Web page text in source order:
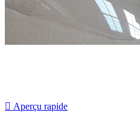
 Aperçu rapide